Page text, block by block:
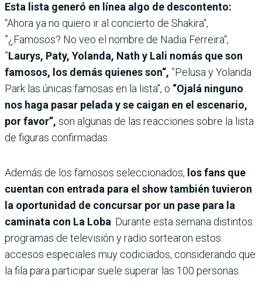
Esta lista generó en línea algo de descontento:
“Ahora ya no quiero ir al concierto de Shakira“,
”¿Famosos? No veo el nombre de Nadia Ferreira“,
”Laurys, Paty, Yolanda, Nath y Lali nomás que son
famosos, los demás quienes son“, ”Pelusa y Yolanda
Park las únicas famosas en la lista", o “Ojalá ninguno
nos haga pasar pelada y se caigan en el escenario,
por favor”, son algunas de las reacciones sobre la lista
de figuras confirmadas.
Además de los famosos seleccionados, los fans que
cuentan con entrada para el show también tuvieron
la oportunidad de concursar por un pase para la
caminata con La Loba. Durante esta semana distintos
programas de televisión y radio sortearon estos
accesos especiales muy codiciados, considerando que
la fila para participar suele superar las 100 personas.